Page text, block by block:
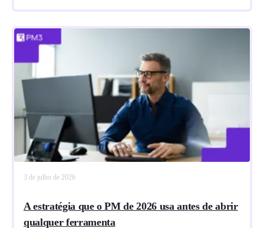
3 de julho de 2026
A estratégia que o PM de 2026 usa antes de abrir
qualquer ferramenta